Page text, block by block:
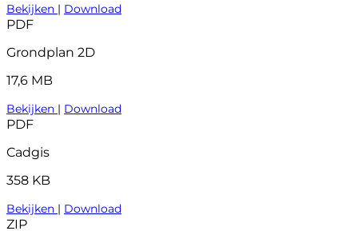
Bekijken | Download
PDF
Grondplan 2D
17,6 MB
Bekijken | Download
PDF
Cadgis
358 KB
Bekijken | Download
ZIP